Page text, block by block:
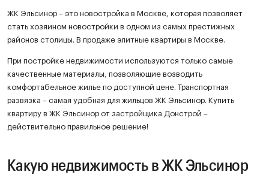
ЖК Эльсинор – это новостройка в Москве, которая позволяет
стать хозяином новостройки в одном из самых престижных
районов столицы. В продаже элитные квартиры в Москве.
При постройке недвижимости используются только самые
качественные материалы, позволяющие возводить
комфортабельное жилье по доступной цене. Транспортная
развязка – самая удобная для жильцов ЖК Эльсинор. Купить
квартиру в ЖК Эльсинор от застройщика Донстрой –
действительно правильное решение!
Какую недвижимость в ЖК Эльсинор